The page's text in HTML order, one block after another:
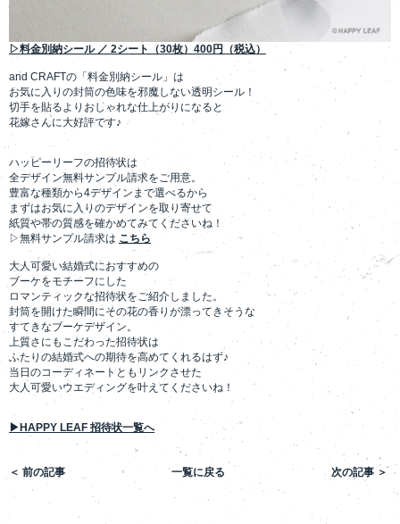
▷料金別納シール ／ 2シート（30枚）400円（税込）
and CRAFTの「料金別納シール」は
お気に入りの封筒の色味を邪魔しない透明シール！
切手を貼るよりおしゃれな仕上がりになると
花嫁さんに大好評です♪
ハッピーリーフの招待状は
全デザイン無料サンプル請求をご用意。
豊富な種類から4デザインまで選べるから
まずはお気に入りのデザインを取り寄せて
紙質や帯の質感を確かめてみてくださいね！
▷無料サンプル請求は こちら
大人可愛い結婚式におすすめの
ブーケをモチーフにした
ロマンティックな招待状をご紹介しました。
封筒を開けた瞬間にその花の香りが漂ってきそうな
すてきなブーケデザイン。
上質さにもこだわった招待状は
ふたりの結婚式への期待を高めてくれるはず♪
当日のコーディネートともリンクさせた
大人可愛いウエディングを叶えてくださいね！
▶HAPPY LEAF 招待状一覧へ
＜ 前の記事 一覧に戻る 次の記事 ＞